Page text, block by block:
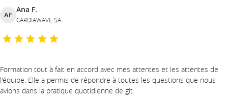
AF
Ana F.
CARDIAWAVE SA
Formation tout à fait en accord avec mes attentes et les attentes de
l'équipe. Elle a permis de répondre à toutes les questions que nous
avions dans la pratique quotidienne de git.